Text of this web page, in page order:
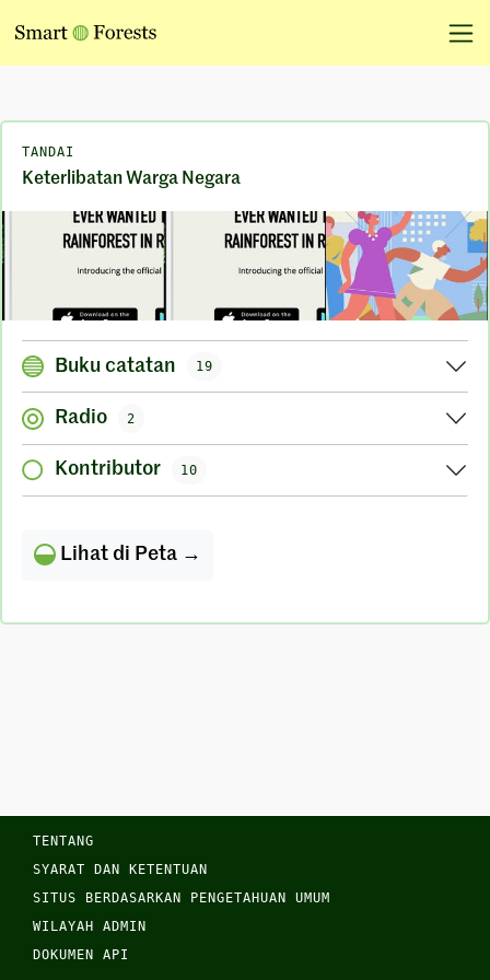
TANDAI
Keterlibatan Warga Negara
Buku catatan 19
Radio 2
Kontributor 10
Lihat di Peta →
TENTANG
SYARAT DAN KETENTUAN
SITUS BERDASARKAN PENGETAHUAN UMUM
WILAYAH ADMIN
DOKUMEN API